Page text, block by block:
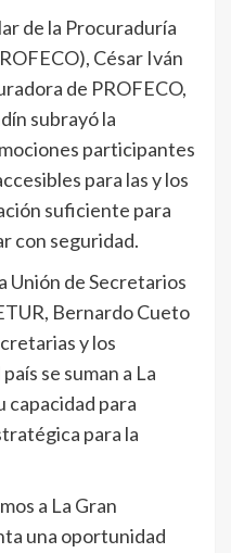
de la Procuraduría
César Iván
de PROFECO,
subrayó la
participantes
para las y los
suficiente para
con seguridad.
Unión de Secretarios
Bernardo Cueto
y los
se suman a La
capacidad para
para la
a La Gran
una oportunidad